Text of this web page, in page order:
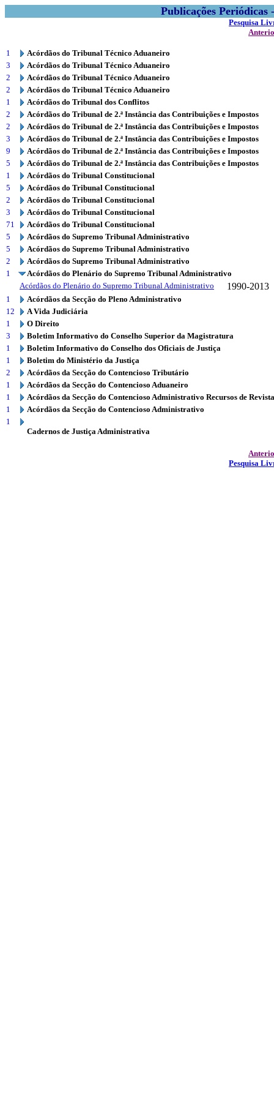
Publicações
Pesquisa
1
Acórdãos do Tribunal Técnico Aduaneiro
3
Acórdãos do Tribunal Técnico Aduaneiro
2
Acórdãos do Tribunal Técnico Aduaneiro
2
Acórdãos do Tribunal Técnico Aduaneiro
1
Acórdãos do Tribunal dos Conflitos
2
Acórdãos do Tribunal de 2.ª Instância das Contribuições e Impostos
2
Acórdãos do Tribunal de 2.ª Instância das Contribuições e Impostos
3
Acórdãos do Tribunal de 2.ª Instância das Contribuições e Impostos
9
Acórdãos do Tribunal de 2.ª Instância das Contribuições e Impostos
5
Acórdãos do Tribunal de 2.ª Instância das Contribuições e Impostos
1
Acórdãos do Tribunal Constitucional
5
Acórdãos do Tribunal Constitucional
2
Acórdãos do Tribunal Constitucional
3
Acórdãos do Tribunal Constitucional
71
Acórdãos do Tribunal Constitucional
5
Acórdãos do Supremo Tribunal Administrativo
5
Acórdãos do Supremo Tribunal Administrativo
2
Acórdãos do Supremo Tribunal Administrativo
1
Acórdãos do Plenário do Supremo Tribunal Administrativo
Acórdãos do Plenário do Supremo Tribunal Administrativo
1990-2013
1
Acórdãos da Secção do Pleno Administrativo
12
A Vida Judiciária
1
O Direito
3
Boletim Informativo do Conselho Superior da Magistratura
1
Boletim Informativo do Conselho dos Oficiais de Justiça
1
Boletim do Ministério da Justiça
2
Acórdãos da Secção do Contencioso Tributário
1
Acórdãos da Secção do Contencioso Aduaneiro
1
Acórdãos da Secção do Contencioso Administrativo Recursos de Revista
1
Acórdãos da Secção do Contencioso Administrativo
1
Cadernos de Justiça Administrativa
Pesquisa